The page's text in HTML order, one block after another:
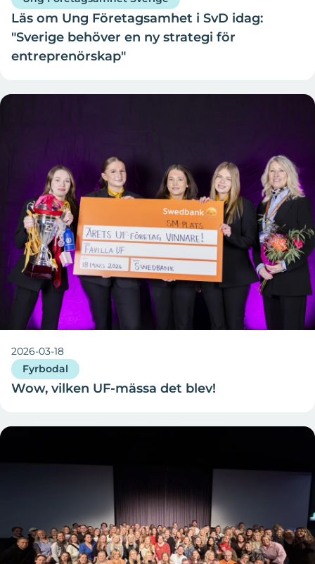
Läs om Ung Företagsamhet i SvD idag:
"Sverige behöver en ny strategi för
entreprenörskap"
2026-03-18
Fyrbodal
Wow, vilken UF-mässa det blev!